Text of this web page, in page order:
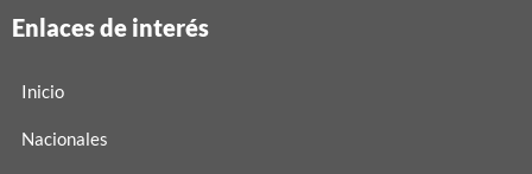
Enlaces de interés
Inicio
Nacionales